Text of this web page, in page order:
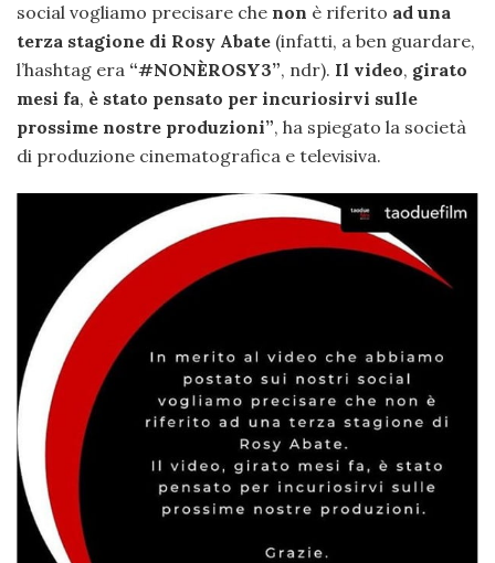
social vogliamo precisare che non è riferito ad una
terza stagione di Rosy Abate (infatti, a ben guardare,
l’hashtag era “#NONÈROSY3”, ndr). Il video, girato
mesi fa, è stato pensato per incuriosirvi sulle
prossime nostre produzioni”, ha spiegato la società
di produzione cinematografica e televisiva.